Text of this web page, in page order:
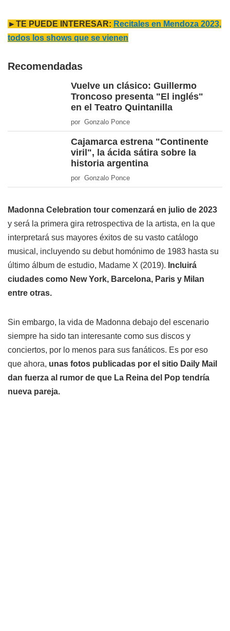
►TE PUEDE INTERESAR: Recitales en Mendoza 2023,
todos los shows que se vienen
Recomendadas
Vuelve un clásico: Guillermo
Troncoso presenta "El inglés"
en el Teatro Quintanilla
por Gonzalo Ponce
Cajamarca estrena "Continente
viril", la ácida sátira sobre la
historia argentina
por Gonzalo Ponce
Madonna Celebration tour comenzará en julio de 2023
y será la primera gira retrospectiva de la artista, en la que
interpretará sus mayores éxitos de su vasto catálogo
musical, incluyendo su debut homónimo de 1983 hasta su
último álbum de estudio, Madame X (2019). Incluirá
ciudades como New York, Barcelona, Paris y Milan
entre otras.
Sin embargo, la vida de Madonna debajo del escenario
siempre ha sido tan interesante como sus discos y
conciertos, por lo menos para sus fanáticos. Es por eso
que ahora, unas fotos publicadas por el sitio Daily Mail
dan fuerza al rumor de que La Reina del Pop tendría
nueva pareja.